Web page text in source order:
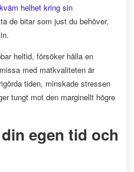
helhet kring sin
de bitar som just du behöver,
heltid, försöker hålla en
med matkvaliteten är
tiden, minskade stressen
tungt mot den marginellt högre
egen tid och